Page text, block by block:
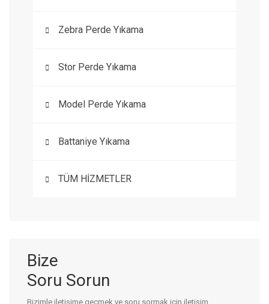
Zebra Perde Yıkama
Stor Perde Yıkama
Model Perde Yıkama
Battaniye Yıkama
TÜM HİZMETLER
Bize
Soru Sorun
Bizimle iletişime geçmek ve soru sormak için iletişim